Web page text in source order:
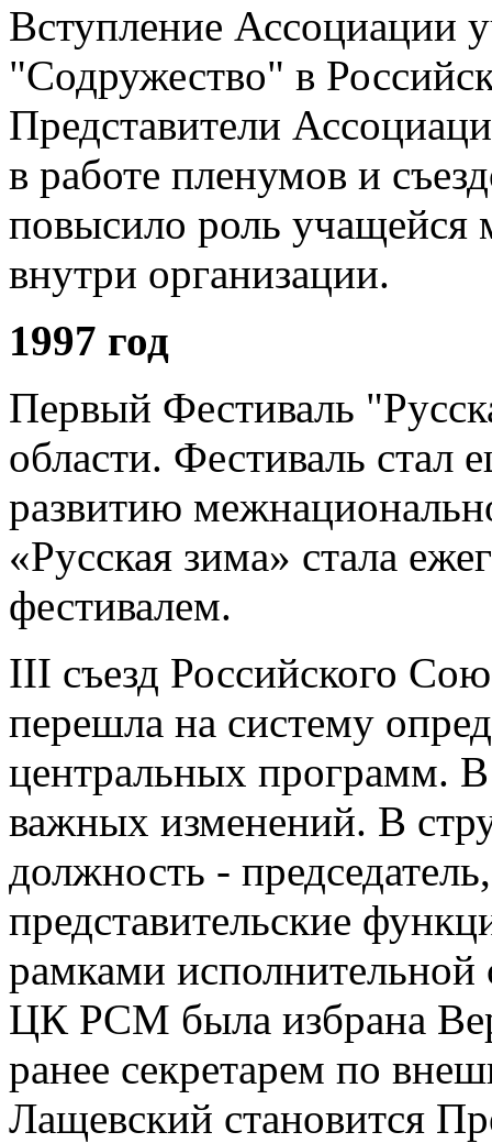
Вступление
"Содружество" в
Представители
в работе пленумов и
повысило роль
внутри организации.
1997 год
Первый Фестиваль
области. Фестиваль
развитию
«Русская зима» стала
фестивалем.
III съезд Российского
перешла на систему
центральных программ.
важных изменений. В
должность -
представительские
рамками
ЦК РСМ была избрана
ранее секретарем по
Лащевский становится